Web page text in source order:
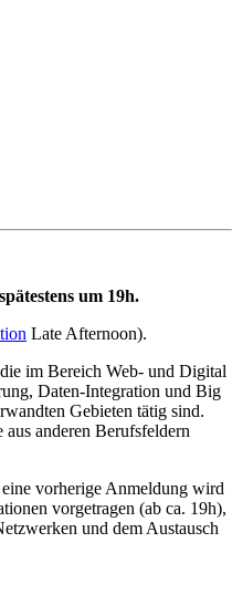
um 19h.
Late Afternoon).
im Bereich Web- und Digital
Daten-Integration und Big
Gebieten tätig sind.
anderen Berufsfeldern
vorherige Anmeldung wird
vorgetragen (ab ca. 19h),
und dem Austausch